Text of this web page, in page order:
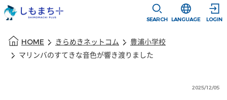
SEARCH
選択すると言
LANGUAGE LOGIN
HOME きらめきネットコム
豊浦小学校
マリンバのすてきな音色が響き渡りました
2025/12/05